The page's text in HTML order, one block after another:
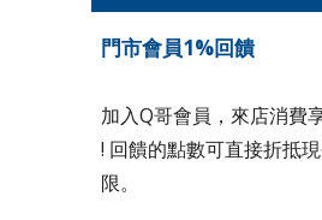
門市會員1%回饋
加入Q哥會員，來店消費
! 回饋的點數可直接折抵
限。